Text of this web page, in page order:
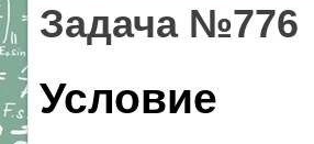
Задача №776
Условие